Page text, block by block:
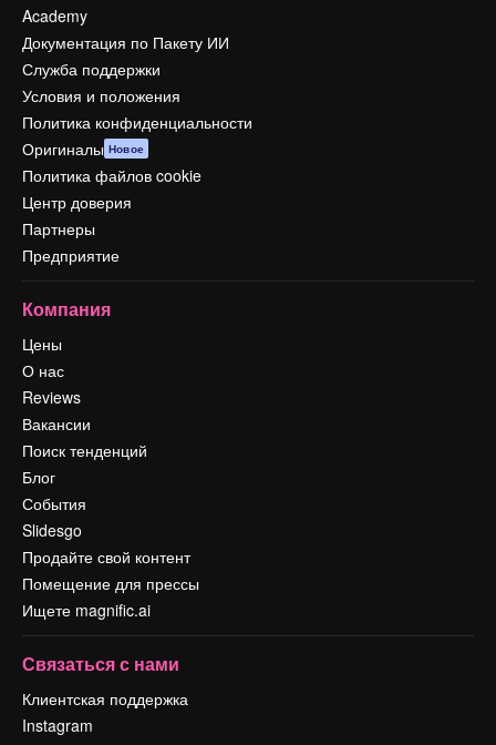
Academy
Документация по Пакету ИИ
Служба поддержки
Условия и положения
Политика конфиденциальности
Оригиналы Новое
Политика файлов cookie
Центр доверия
Партнеры
Предприятие
Компания
Цены
О нас
Reviews
Вакансии
Поиск тенденций
Блог
События
Slidesgo
Продайте свой контент
Помещение для прессы
Ищете magnific.ai
Связаться с нами
Клиентская поддержка
Instagram